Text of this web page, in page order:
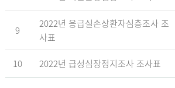
9
2022년 응급실손상환자심층조사 조
사표
10 2022년 급성심장정지조사 조사표